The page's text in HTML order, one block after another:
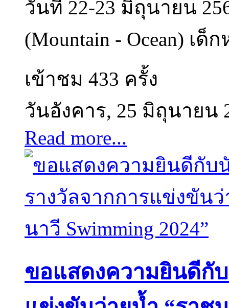
วันที่ 22-23 มิถุนายน
(Mountain - Ocean) เด็
เข้าชม 433 ครั้ง
วันอังคาร, 25 มิถุนายน
Read more...
ขอแสดงความยินดีกับ